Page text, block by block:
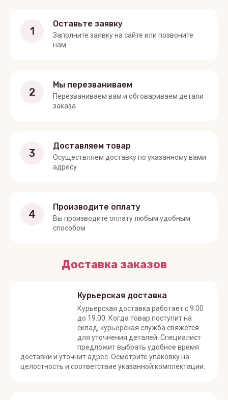
1
Оставьте заявку
Заполните заявку на сайте или позвоните
нам
2
Мы перезваниваем
Перезваниваем вам и обговариваем детали
заказа
3
Доставляем товар
Осуществляем доставку по указанному вами
адресу
4
Производите оплату
Вы производите оплату любым удобным
способом
Доставка заказов
Курьерская доставка
Курьерская доставка работает с 9.00
до 19.00. Когда товар поступит на
склад, курьерская служба свяжется
для уточнения деталей. Специалист
предложит выбрать удобное время
доставки и уточнит адрес. Осмотрите упаковку на
целостность и соответствие указанной комплектации.